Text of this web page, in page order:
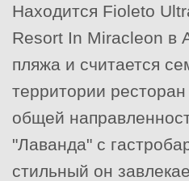
Находится Fioleto
Resort In Miracleon в
пляжа и считается
территории
общей
"Лаванда" с
стильный он